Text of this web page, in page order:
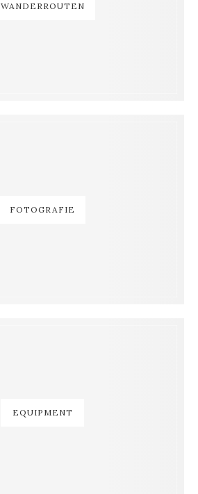
WANDERROUTEN
FOTOGRAFIE
EQUIPMENT